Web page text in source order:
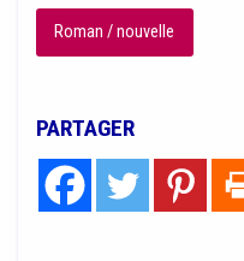
Roman / nouvelle
PARTAGER